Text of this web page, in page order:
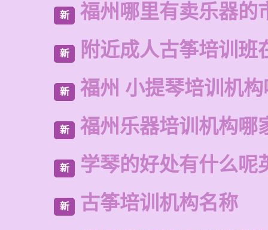
新 福州哪里有卖乐器的
新 附近成人古筝培训班
新 福州 小提琴培训机
新 福州乐器培训机构哪
新 学琴的好处有什么呢
新 古筝培训机构名称